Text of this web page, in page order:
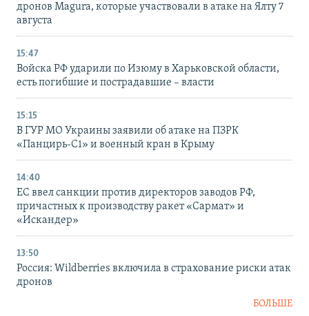
дронов Magura, которые участвовали в атаке на Ялту 7
августа
15:47
Войска РФ ударили по Изюму в Харьковской области,
есть погибшие и пострадавшие – власти
15:15
В ГУР МО Украины заявили об атаке на ПЗРК
«Панцирь-С1» и военный кран в Крыму
14:40
ЕС ввел санкции против директоров заводов РФ,
причастных к производству ракет «Сармат» и
«Искандер»
13:50
Россия: Wildberries включила в страхование риски атак
дронов
БОЛЬШЕ